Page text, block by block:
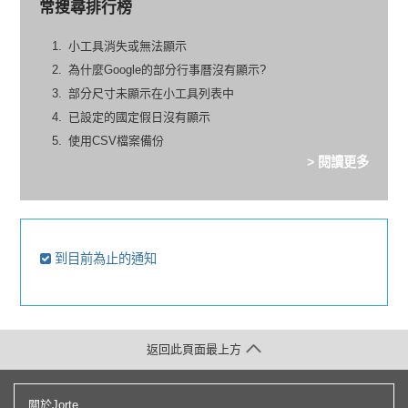
常搜尋排行榜
小工具消失或無法顯示
為什麼Google的部分行事曆沒有顯示?
部分尺寸未顯示在小工具列表中
已設定的國定假日沒有顯示
使用CSV檔案備份
> 閱讀更多
到目前為止的通知
關於Jorte
返回此頁面最上方